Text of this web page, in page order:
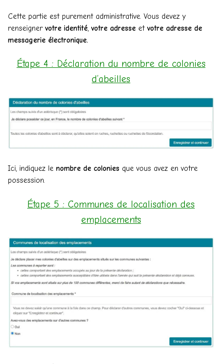
Cette partie est purement administrative. Vous devez y
renseigner votre identité, votre adresse et votre adresse de
messagerie électronique.
Étape 4 : Déclaration du nombre de colonies
d’abeilles
Ici, indiquez le nombre de colonies que vous avez en votre
possession.
Étape 5 : Communes de localisation des
emplacements